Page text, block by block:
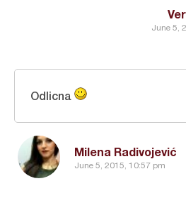
June 5,
Milena Radivojević
June 5, 2015, 10:57 pm
Odlicna